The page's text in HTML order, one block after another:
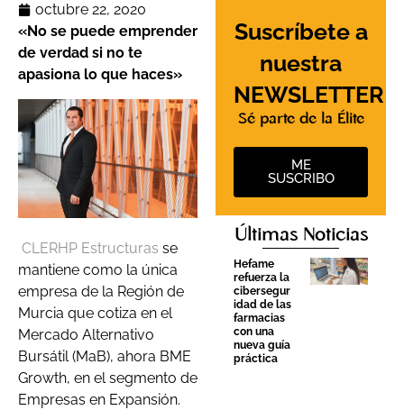
octubre 22, 2020
«No se puede emprender
de verdad si no te
apasiona lo que haces»
CLERHP Estructuras se
mantiene como la única
empresa de la Región de
Murcia que cotiza en el
Mercado Alternativo
Bursátil (MaB), ahora BME
Growth, en el segmento de
Empresas en Expansión.
Suscríbete a
nuestra
NEWSLETTER
Sé parte de la Élite
ME
SUSCRIBO
Últimas Noticias
Hefame
refuerza la
cibersegur
idad de las
farmacias
con una
nueva guía
práctica